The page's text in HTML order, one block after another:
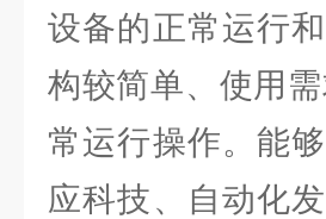
设备的正常运行
构较简单、使用
常运行操作。能
应科技、自动化